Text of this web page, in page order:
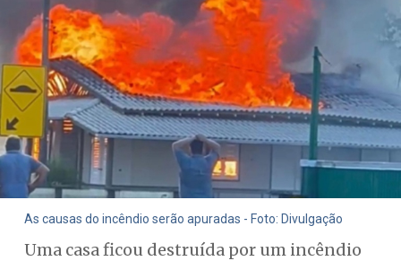
As causas do incêndio serão apuradas - Foto: Divulgação
Uma casa ficou destruída por um incêndio